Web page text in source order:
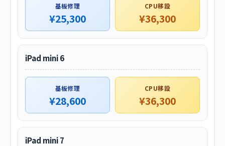
基板修理
¥25,300
CPU移設
¥36,300
iPad mini 6
基板修理
¥28,600
CPU移設
¥36,300
iPad mini 7